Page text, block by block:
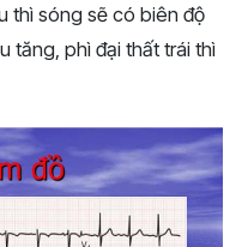
thì sóng sẽ có biên độ
tăng, phì đại thất trái thì